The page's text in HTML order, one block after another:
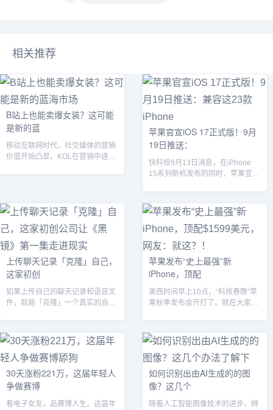
相关推荐
B站上也能卖爆女装？这可能
是新的蓝
移动互联网时代，社交媒体的营销
价值开始凸显，KOL在营销中逐渐
苹果官宣iOS 17正式版！9月
19日推送：
快科技9月13日消息，在iPhone
15系列新机发布的同时，苹果宣
上传聊天记录「克隆」自己，
这家初创
如果上传自己的聊天记录和语音文
件，就能「克隆」一个真实的自
苹果发布“史上最强”新
iPhone，顶配
美西时间早上10点，“科技春晚”苹
果秋季发布会开打了。就在大家期
30天涨粉221万，这届年轻人
争做赛博
看电子女友，品赛博人生。这届年
如何识别出由AI生成的的图
像？这几个
随着人工智能图像技术的进步，辨